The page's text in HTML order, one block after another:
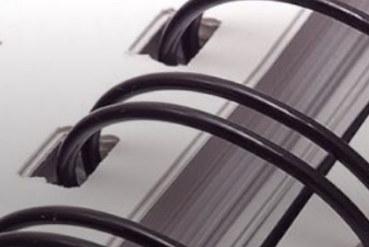
zum